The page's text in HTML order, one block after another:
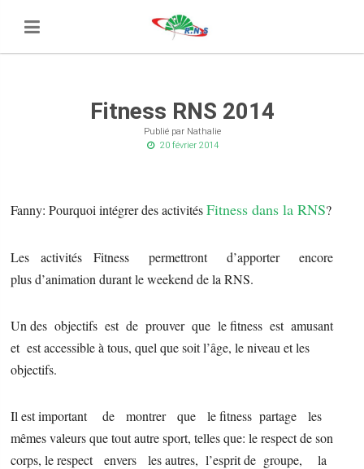
Fitness RNS 2014
Publié par Nathalie
20 février 2014
Fanny: Pourquoi intégrer des activitésFitness dans la RNS?
Les activités Fitness permettront d’apporter encore
plus d’animation durant le weekend de la RNS.
Un des objectifs est de prouver que le fitness est amusant
et est accessible à tous, quel que soit l’âge, le niveau et les
objectifs.
Il est important de montrer que le fitness partage les
mêmes valeurs que tout autre sport, telles que: le respect de son
corps, le respect envers les autres, l’esprit de groupe, la